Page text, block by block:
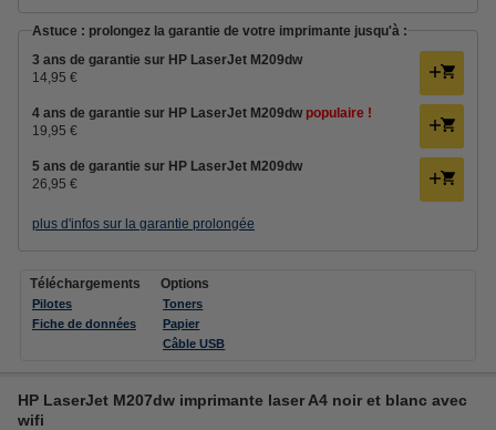
Astuce : prolongez la garantie de votre imprimante jusqu'à :
3 ans de garantie sur HP LaserJet M209dw
14,95 €
4 ans de garantie sur HP LaserJet M209dw populaire !
19,95 €
5 ans de garantie sur HP LaserJet M209dw
26,95 €
plus d'infos sur la garantie prolongée
Téléchargements
Pilotes
Fiche de données
Options
Toners
Papier
Câble USB
HP LaserJet M207dw imprimante laser A4 noir et blanc avec
wifi